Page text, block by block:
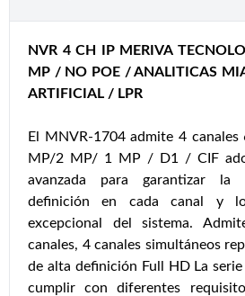
NVR 4 CH IP MERIVA
MP / NO POE / ANALITICAS
ARTIFICIAL / LPR
El MNVR-1704 admite 4
MP/2 MP/ 1 MP / D1 / CIF
avanzada para garantizar la
definición en cada canal y
excepcional del sistema.
canales, 4 canales simultáneos
de alta definición Full HD La
cumplir con diferentes